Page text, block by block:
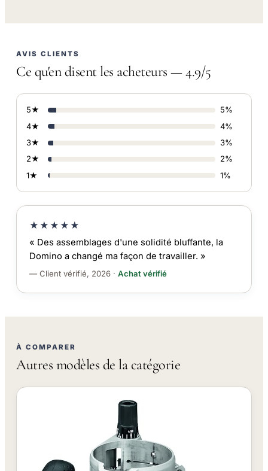
AVIS CLIENTS
Ce qu'en disent les acheteurs — 4.9/5
5★
5%
4★
4%
3★
3%
2★
2%
1★
1%
★★★★★
« Des assemblages d'une solidité bluffante, la
Domino a changé ma façon de travailler. »
— Client vérifié, 2026 · Achat vérifié
À COMPARER
Autres modèles de la catégorie